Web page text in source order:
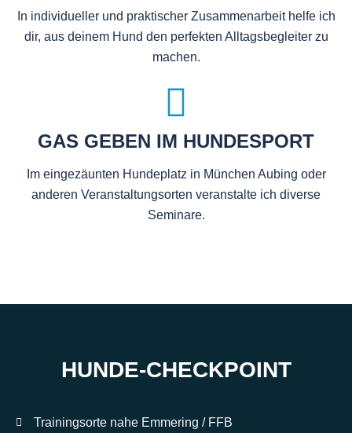
In individueller und praktischer Zusammenarbeit helfe ich
dir, aus deinem Hund den perfekten Alltagsbegleiter zu
machen.
GAS GEBEN IM HUNDESPORT
Im eingezäunten Hundeplatz in München Aubing oder
anderen Veranstaltungsorten veranstalte ich diverse
Seminare.
HUNDE-CHECKPOINT
Trainingsorte nahe Emmering / FFB